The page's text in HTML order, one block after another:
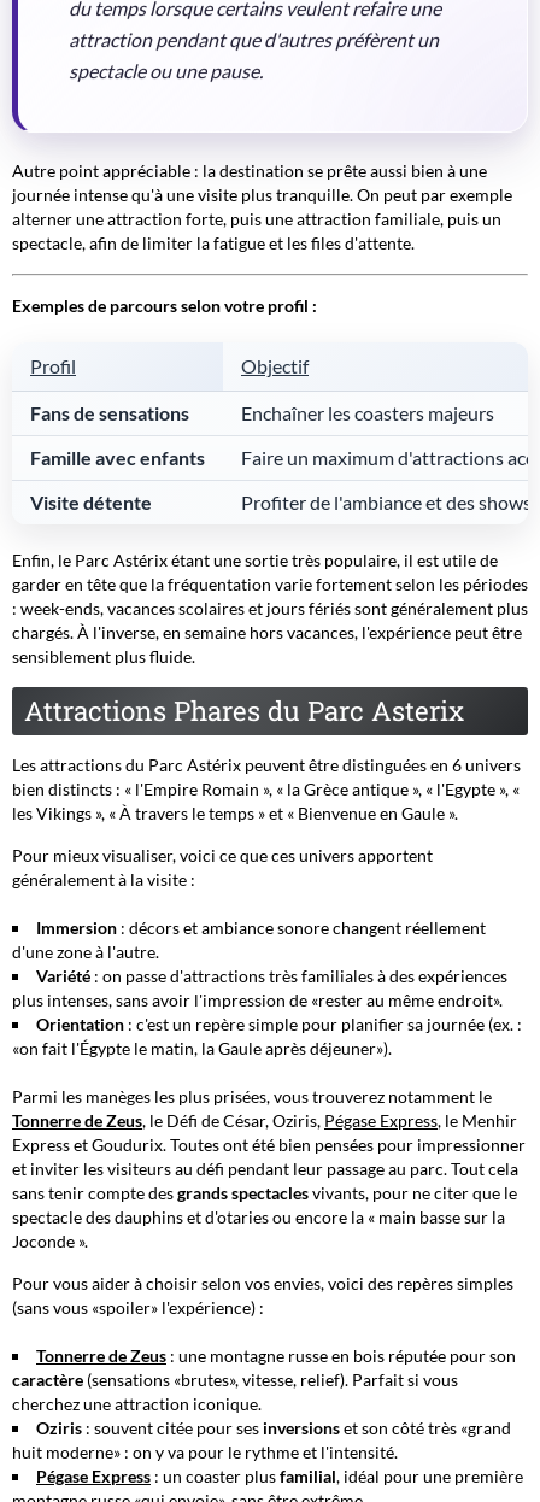
du temps lorsque certains veulent refaire une
attraction pendant que d'autres préfèrent un
spectacle ou une pause.
Autre point appréciable : la destination se prête aussi bien à une
journée intense qu'à une visite plus tranquille. On peut par exemple
alterner une attraction forte, puis une attraction familiale, puis un
spectacle, afin de limiter la fatigue et les files d'attente.
Exemples de parcours selon votre profil :
Profil Objectif
Fans de sensations
Enchaîner les coasters majeurs
Famille avec enfants
Faire un maximum d'attractions
Visite détente
Profiter de l'ambiance et des shows
Enfin, le Parc Astérix étant une sortie très populaire, il est utile de
garder en tête que la fréquentation varie fortement selon les périodes
: week-ends, vacances scolaires et jours fériés sont généralement plus
chargés. À l'inverse, en semaine hors vacances, l'expérience peut être
sensiblement plus fluide.
Attractions Phares du Parc Asterix
Les attractions du Parc Astérix peuvent être distinguées en 6 univers
bien distincts : « l'Empire Romain », « la Grèce antique », « l'Egypte », «
les Vikings », «À travers le temps » et « Bienvenue en Gaule ».
Pour mieux visualiser, voici ce que ces univers apportent
généralement à la visite :
Immersion : décors et ambiance sonore changent réellement
d'une zone à l'autre.
Variété : on passe d'attractions très familiales à des expériences
plus intenses, sans avoir l'impression de «rester au même endroit».
Orientation : c'est un repère simple pour planifier sa journée (ex. :
«on fait l'Égypte le matin, la Gaule après déjeuner»).
Parmi les manèges les plus prisées, vous trouverez notamment le
Tonnerre de Zeus, le Défi de César, Oziris, Pégase Express, le Menhir
Express et Goudurix. Toutes ont été bien pensées pour impressionner
et inviter les visiteurs au défi pendant leur passage au parc. Tout cela
sans tenir compte desgrands spectaclesvivants, pour ne citer que le
spectacle des dauphins et d'otaries ou encore la « main basse sur la
Joconde ».
Pour vous aider à choisir selon vos envies, voici des repères simples
(sans vous «spoiler» l'expérience) :
Tonnerre de Zeus : une montagne russe en bois réputée pour son
caractère (sensations «brutes», vitesse, relief). Parfait si vous
cherchez une attraction iconique.
Oziris : souvent citée pour ses inversionset son côté très «grand
huit moderne» : on y va pour le rythme et l'intensité.
Pégase Express : un coaster plusfamilial, idéal pour une première